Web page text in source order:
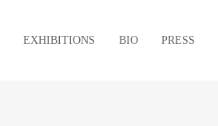
EXHIBITIONS BIO PRESS